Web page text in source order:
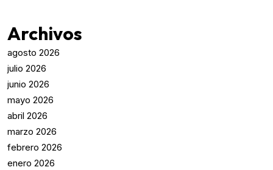
Archivos
agosto 2026
julio 2026
junio 2026
mayo 2026
abril 2026
marzo 2026
febrero 2026
enero 2026